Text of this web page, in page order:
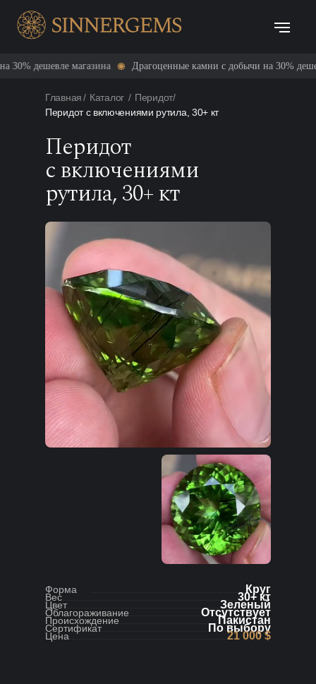
магазина Драгоценные камни с добычи на 30% дешевле
Форма Круг
Вес 30+ кт
Цвет Зеленый
Облагораживание Отсутствует
Происхождение Пакистан
Сертификат По выбору
Цена 21 000 $
Перидот
с включениями
рутила, 30+ кт
Главная/ Каталог / Перидот/
Перидот с включениями рутила, 30+ кт